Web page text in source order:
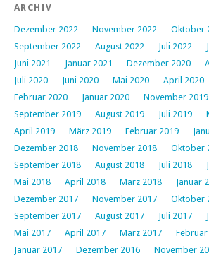
ARCHIV
Dezember 2022 November 2022
Oktober
September 2022
August 2022 Juli 2022
Juni 2021
Januar 2021 Dezember 2020
Juli 2020
Juni 2020 Mai 2020 April 2020
Februar 2020
Januar 2020 November 2019
September 2019
August 2019 Juli 2019
April 2019
März 2019 Februar 2019
Dezember 2018
November 2018
Oktober
September 2018
August 2018 Juli 2018
Mai 2018
April 2018 März 2018
Januar
Dezember 2017
November 2017
Oktober
September 2017
August 2017 Juli 2017
Mai 2017
April 2017 März 2017
Januar 2017
Dezember 2016
November